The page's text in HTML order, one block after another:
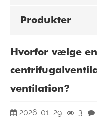
Produkter
Hvorfor vælge
ventilation?
2026-01-29 3